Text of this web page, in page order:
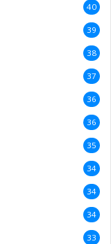
40
39
38
37
36
36
35
34
34
34
33